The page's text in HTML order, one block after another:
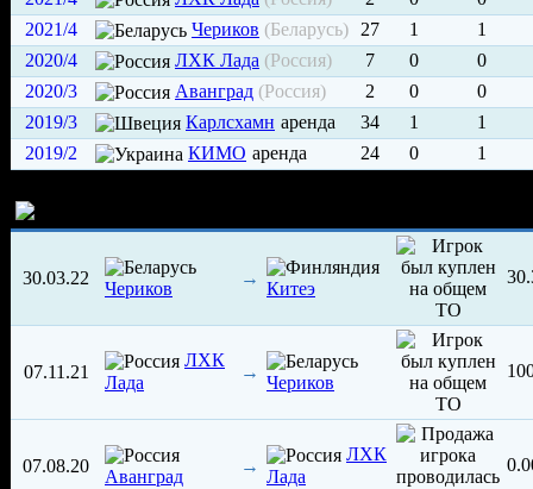
2021/4
Чериков (Беларусь) 27 1
1
2020/4
ЛХК Лада (Россия) 7 0
0
2020/3
Аванград (Россия) 2 0
0
2019/3
Карлсхамн аренда 34 1
1
2019/2
КИМО аренда 24 0 1
30.03.22
Чериков
→
Китеэ
07.11.21
ЛХК
Лада
→
Чериков
07.08.20
Аванград
→
ЛХК
Лада